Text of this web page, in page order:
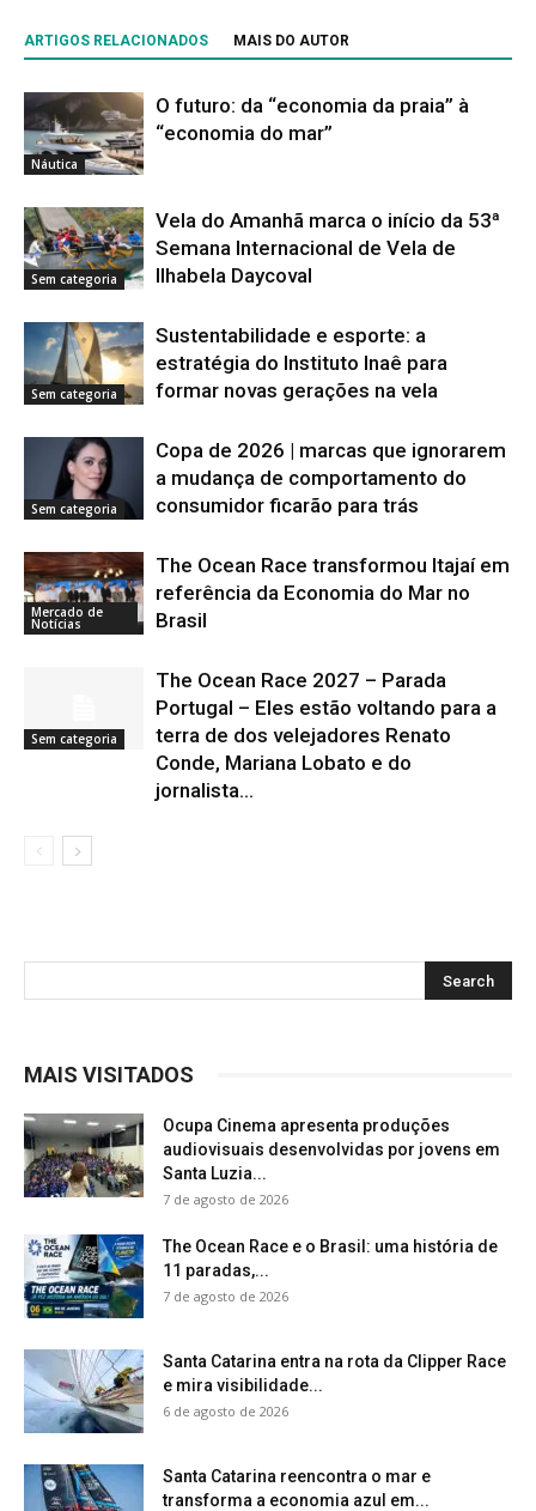
ARTIGOS RELACIONADOS MAIS DO AUTOR
Náutica
O futuro: da “economia da praia” à
“economia do mar”
Sem categoria
Vela do Amanhã marca o início da 53ª
Semana Internacional de Vela de
Ilhabela Daycoval
Sem categoria
Sustentabilidade e esporte: a
estratégia do Instituto Inaê para
formar novas gerações na vela
Sem categoria
Copa de 2026 | marcas que ignorarem
a mudança de comportamento do
consumidor ficarão para trás
Mercado de
Notícias
The Ocean Race transformou Itajaí em
referência da Economia do Mar no
Brasil
Sem categoria
The Ocean Race 2027 – Parada
Portugal – Eles estão voltando para a
terra de dos velejadores Renato
Conde, Mariana Lobato e do
jornalista...
MAIS VISITADOS
Ocupa Cinema apresenta produções
audiovisuais desenvolvidas por jovens em
Santa Luzia...
7 de agosto de 2026
The Ocean Race e o Brasil: uma história de
11 paradas,...
7 de agosto de 2026
Santa Catarina entra na rota da Clipper Race
e mira visibilidade...
6 de agosto de 2026
Santa Catarina reencontra o mar e
transforma a economia azul em...